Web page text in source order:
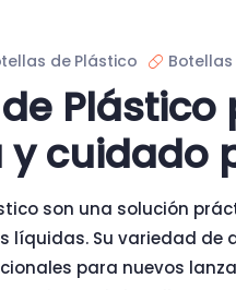
de Plástico
y cuidado
son una solución
líquidas. Su variedad de
para nuevos